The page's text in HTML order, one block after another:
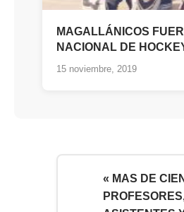
MAGALLÁNICOS
NACIONAL DE
15 noviembre, 2019
« MAS DE CIEN